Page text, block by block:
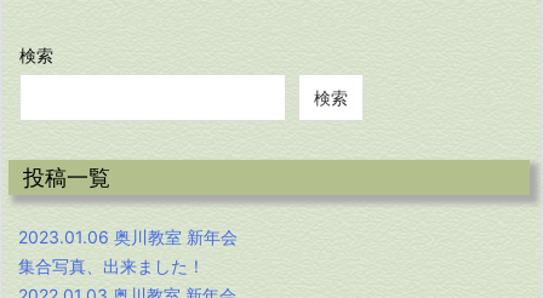
検索
検索
投稿一覧
2023.01.06 奥川教室 新年会
集合写真、出来ました！